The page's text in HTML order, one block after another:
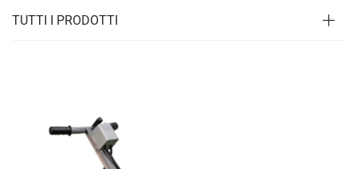
TUTTI I PRODOTTI